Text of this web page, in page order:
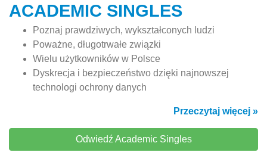
ACADEMIC SINGLES
Poznaj prawdziwych, wykształconych ludzi
Poważne, długotrwałe związki
Wielu użytkowników w Polsce
Dyskrecja i bezpieczeństwo dzięki najnowszej
technologi ochrony danych
Przeczytaj więcej »
Odwiedź Academic Singles